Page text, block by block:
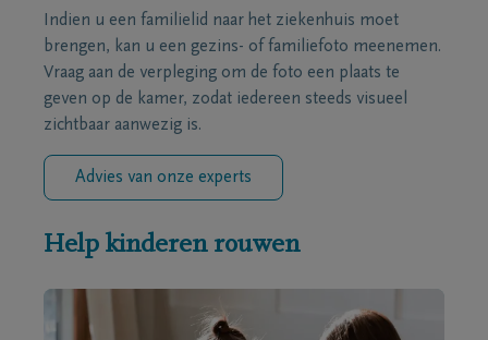
Indien u een familielid naar het ziekenhuis moet
brengen, kan u een gezins- of familiefoto meenemen.
Vraag aan de verpleging om de foto een plaats te
geven op de kamer, zodat iedereen steeds visueel
zichtbaar aanwezig is.
Advies van onze experts
Help kinderen rouwen